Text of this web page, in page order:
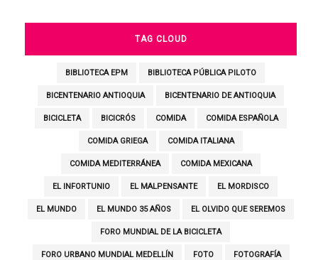
TAG CLOUD
BIBLIOTECA EPM BIBLIOTECA PÚBLICA PILOTO
BICENTENARIO ANTIOQUIA BICENTENARIO DE ANTIOQUIA
BICICLETA BICICRÓS COMIDA COMIDA ESPAÑOLA
COMIDA GRIEGA COMIDA ITALIANA
COMIDA MEDITERRÁNEA COMIDA MEXICANA
EL INFORTUNIO EL MALPENSANTE EL MORDISCO
EL MUNDO EL MUNDO 35 AÑOS EL OLVIDO QUE SEREMOS
FORO MUNDIAL DE LA BICICLETA
FORO URBANO MUNDIAL MEDELLÍN FOTO FOTOGRAFÍA